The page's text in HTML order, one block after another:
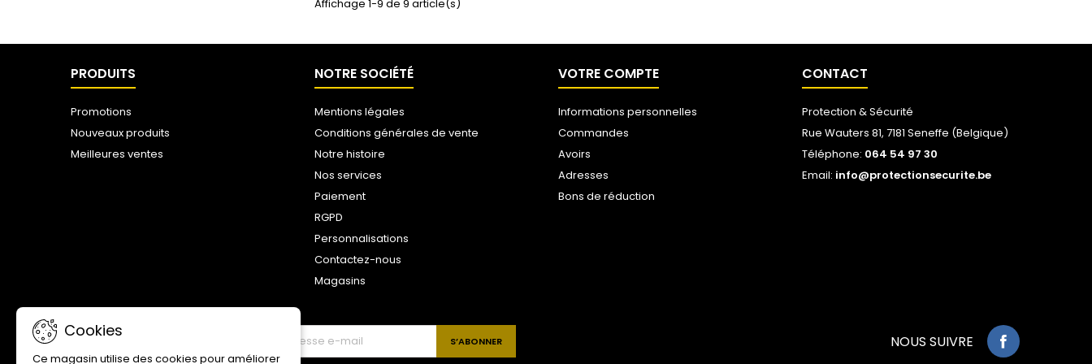
Affichage 1-9 de 9 article(s)
PRODUITS
Promotions
Nouveaux produits
Meilleures ventes
NOTRE SOCIÉTÉ
Mentions légales
Conditions générales de vente
Notre histoire
Nos services
Paiement
RGPD
Personnalisations
Contactez-nous
Magasins
VOTRE COMPTE
Informations personnelles
Commandes
Avoirs
Adresses
Bons de réduction
CONTACT
Protection & Sécurité
Rue Wauters 81, 7181 Seneffe (Belgique)
Téléphone: 064 54 97 30
Email: info@protectionsecurite.be
Cookies
Ce magasin utilise des cookies pour améliorer
LETTRE D'INFORMATIONS NOUS SUIVRE